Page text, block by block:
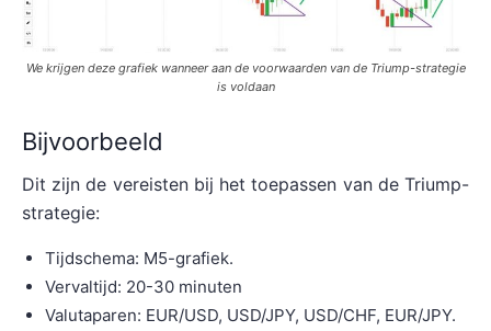
We krijgen deze grafiek wanneer aan de voorwaarden van de Triump-strategie
is voldaan
Bijvoorbeeld
Dit zijn de vereisten bij het toepassen van de Triump-
strategie:
Tijdschema: M5-grafiek.
Vervaltijd: 20-30 minuten
Valutaparen: EUR/USD, USD/JPY, USD/CHF, EUR/JPY.